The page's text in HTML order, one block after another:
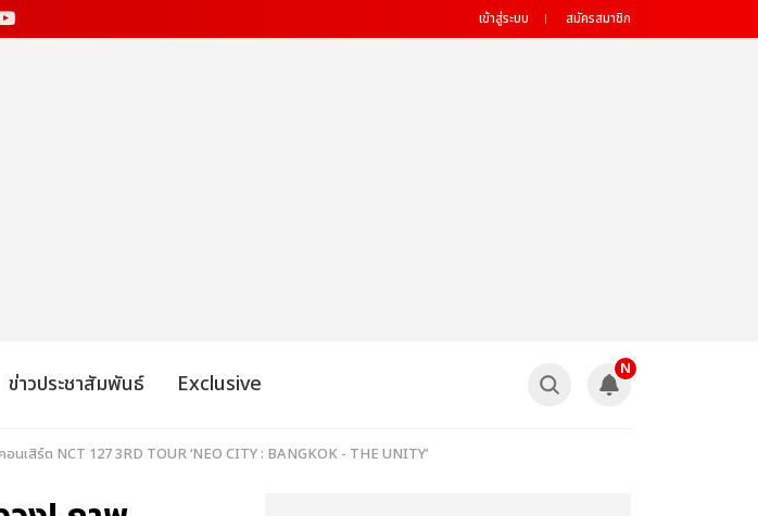
เข้าสู่ระบบ สมัครสมาชิก
ข่าวประชาสัมพันธ์ Exclusive
N
นเสิร์ต NCT 127 3RD TOUR ‘NEO CITY : BANGKOK - THE UNITY’